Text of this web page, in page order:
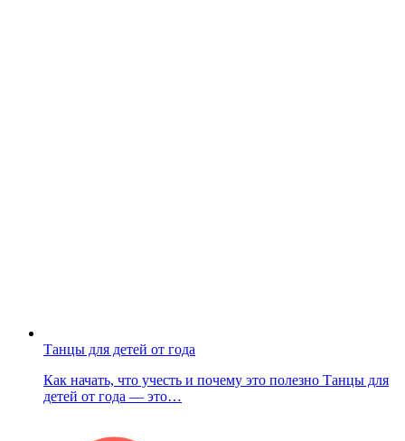
Танцы для детей от года
Как начать, что учесть и почему это полезно Танцы для
детей от года — это…